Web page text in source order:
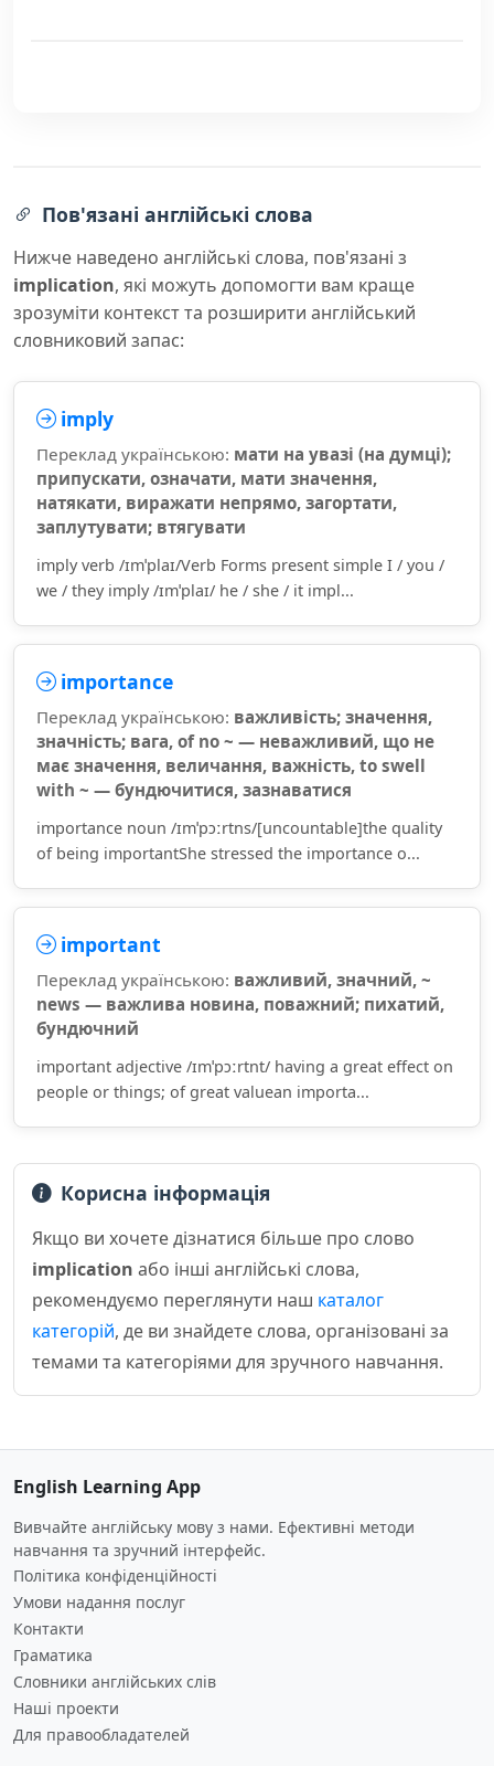
Пов'язані англійські слова
Нижче наведено англійські слова, пов'язані з
implication, які можуть допомогти вам краще
зрозуміти контекст та розширити англійський
словниковий запас:
imply
Переклад українською: мати на увазі (на думці);
припускати, означати, мати значення,
натякати, виражати непрямо, загортати,
заплутувати; втягувати
imply verb /ɪmˈplaɪ/Verb Forms present simple I / you /
we / they imply /ɪmˈplaɪ/ he / she / it impl...
importance
Переклад українською: важливість; значення,
значність; вага, of no ~ — неважливий, що не
має значення, величання, важність, to swell
with ~ — бундючитися, зазнаватися
importance noun /ɪmˈpɔːrtns/[uncountable]the quality
of being importantShe stressed the importance o...
important
Переклад українською: важливий, значний, ~
news — важлива новина, поважний; пихатий,
бундючний
important adjective /ɪmˈpɔːrtnt/ having a great effect on
people or things; of great valuean importa...
Корисна інформація
Якщо ви хочете дізнатися більше про слово
implication або інші англійські слова,
рекомендуємо переглянути наш каталог
категорій, де ви знайдете слова, організовані за
темами та категоріями для зручного навчання.
English Learning App
Вивчайте англійську мову з нами. Ефективні методи
навчання та зручний інтерфейс.
Політика конфіденційності
Умови надання послуг
Контакти
Граматика
Словники англійських слів
Наші проекти
Для правообладателей